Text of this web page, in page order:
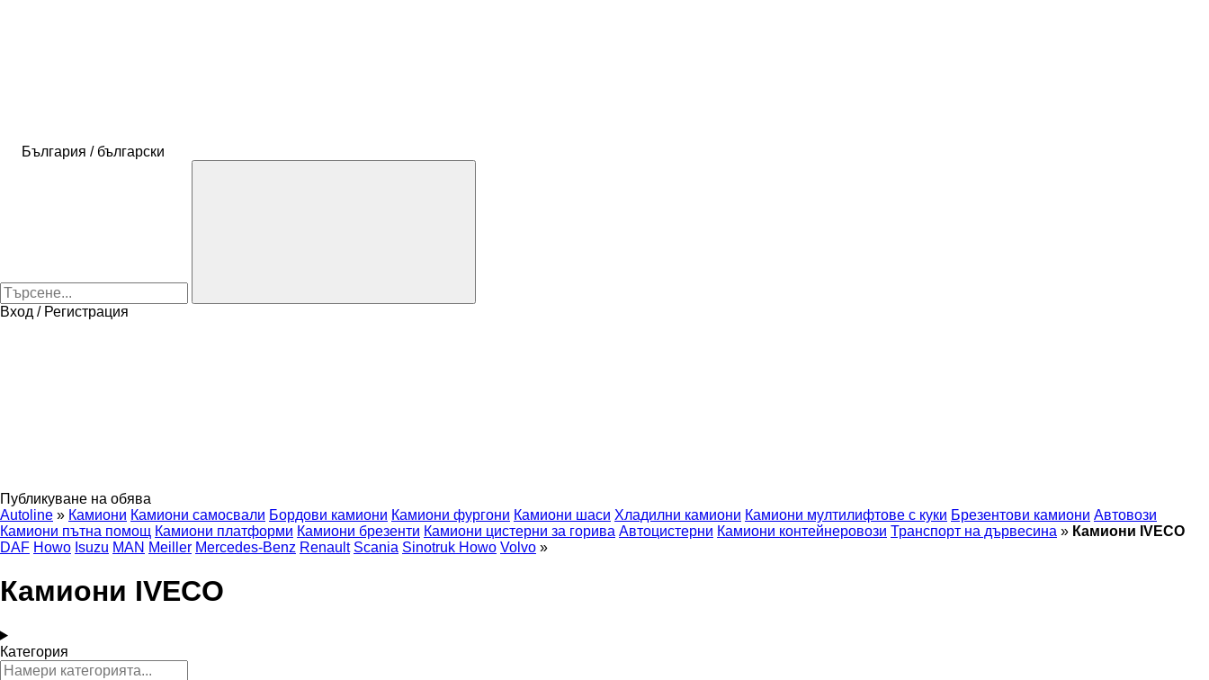
България / български
Вход / Регистрация
Публикуване на обява
Autoline » Камиони Камиони самосвали Бордови камиони Камиони фургони Камиони шаси Хладилни камиони Камиони мултилифтове с куки Брезентови камиони Автовози
Камиони пътна помощ Камиони платформи Камиони брезенти Камиони цистерни за горива Автоцистерни Камиони контейнеровози Транспорт на дървесина » Камиони IVECO
DAF Howo Isuzu MAN Meiller Mercedes-Benz Renault Scania Sinotruk Howo Volvo »
Камиони IVECO
Категория